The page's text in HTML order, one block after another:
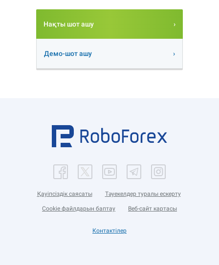
Нақты шот ашу
Демо-шот ашу
Қауіпсіздік саясаты Тәуекелдер туралы ескерту
Cookie файлдарын баптау Веб-сайт картасы
Контактілер